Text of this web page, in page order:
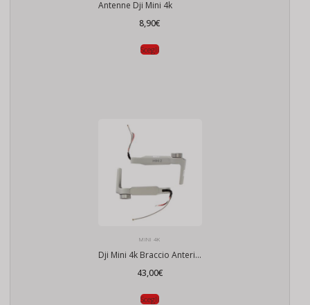
Antenne Dji Mini 4k
8,90€
Scegli
MINI 4K
Dji Mini 4k Braccio Anteriore
43,00€
Scegli